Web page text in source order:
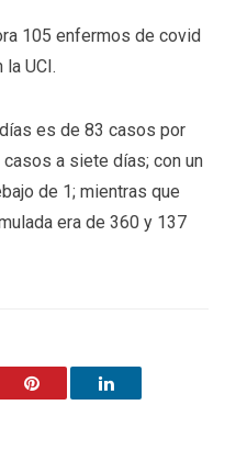
105 enfermos de covid
UCI.
es de 83 casos por
a siete días; con un
de 1; mientras que
era de 360 y 137
Pinterest LinkedIn